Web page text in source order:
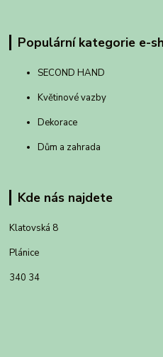
Populární kategorie e-
SECOND HAND
Květinové vazby
Dekorace
Dům a zahrada
Kde nás najdete
Klatovská 8
Plánice
340 34